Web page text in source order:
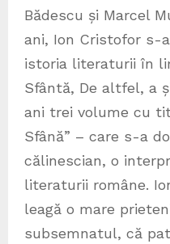
Bădescu și Marcel
ani, Ion Cristofor s-
istoria literaturii în
Sfântă, De altfel, a
ani trei volume cu
Sfână” – care s-a
călinescian, o
literaturii române.
leagă o mare
subsemnatul, că